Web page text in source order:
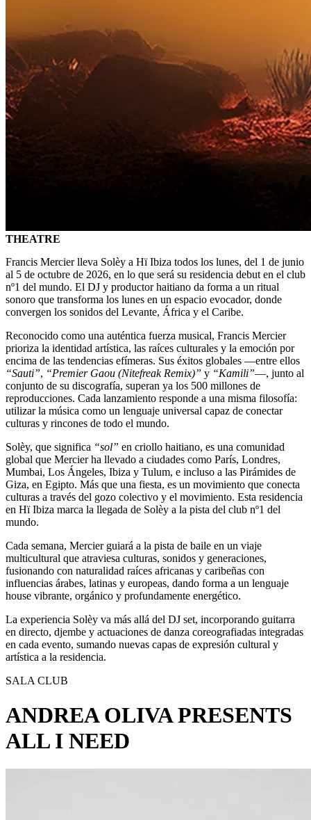
THEATRE
Francis Mercier lleva Solèy a Hï Ibiza todos los lunes, del 1 de junio
al 5 de octubre de 2026, en lo que será su residencia debut en el club
nº1 del mundo. El DJ y productor haitiano da forma a un ritual
sonoro que transforma los lunes en un espacio evocador, donde
convergen los sonidos del Levante, África y el Caribe.
Reconocido como una auténtica fuerza musical, Francis Mercier
prioriza la identidad artística, las raíces culturales y la emoción por
encima de las tendencias efímeras. Sus éxitos globales —entre ellos
“Sauti”, “Premier Gaou (Nitefreak Remix)” y “Kamili”—, junto al
conjunto de su discografía, superan ya los 500 millones de
reproducciones. Cada lanzamiento responde a una misma filosofía:
utilizar la música como un lenguaje universal capaz de conectar
culturas y rincones de todo el mundo.
Solèy, que significa “sol” en criollo haitiano, es una comunidad
global que Mercier ha llevado a ciudades como París, Londres,
Mumbai, Los Ángeles, Ibiza y Tulum, e incluso a las Pirámides de
Giza, en Egipto. Más que una fiesta, es un movimiento que conecta
culturas a través del gozo colectivo y el movimiento. Esta residencia
en Hï Ibiza marca la llegada de Solèy a la pista del club nº1 del
mundo.
Cada semana, Mercier guiará a la pista de baile en un viaje
multicultural que atraviesa culturas, sonidos y generaciones,
fusionando con naturalidad raíces africanas y caribeñas con
influencias árabes, latinas y europeas, dando forma a un lenguaje
house vibrante, orgánico y profundamente energético.
La experiencia Solèy va más allá del DJ set, incorporando guitarra
en directo, djembe y actuaciones de danza coreografiadas integradas
en cada evento, sumando nuevas capas de expresión cultural y
artística a la residencia.
SALA CLUB
ANDREA OLIVA PRESENTS
ALL I NEED